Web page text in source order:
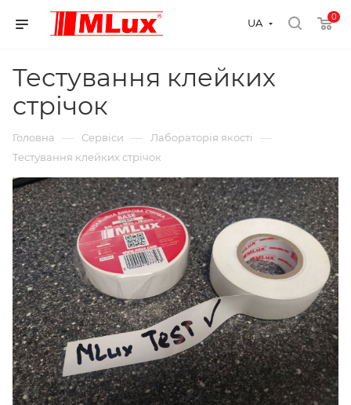
0
UA
Тестування клейких
стрічок
Головна — Сервіси — Лабораторія якості —
Тестування клейких стрічок